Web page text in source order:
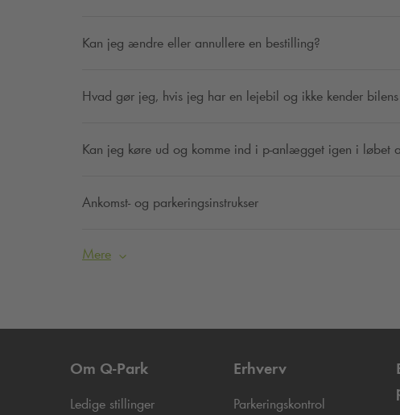
Kan jeg ændre eller annullere en bestilling?
Hvad gør jeg, hvis jeg har en lejebil og ikke kender bilens
Kan jeg køre ud og komme ind i p-anlægget igen i løbet
Ankomst- og parkeringsinstrukser
Mere
Om Q-Park
Ledige stillinger
Erhverv
Parkeringskontrol